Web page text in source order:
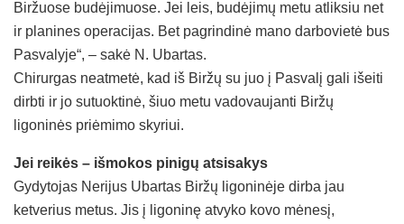
Biržuose budėjimuose. Jei leis, budėjimų metu atliksiu net
ir planines operacijas. Bet pagrindinė mano darbovietė bus
Pasvalyje“, – sakė N. Ubartas.
Chirurgas neatmetė, kad iš Biržų su juo į Pasvalį gali išeiti
dirbti ir jo sutuoktinė, šiuo metu vadovaujanti Biržų
ligoninės priėmimo skyriui.
Jei reikės – išmokos pinigų atsisakys
Gydytojas Nerijus Ubartas Biržų ligoninėje dirba jau
ketverius metus. Jis į ligoninę atvyko kovo mėnesį,